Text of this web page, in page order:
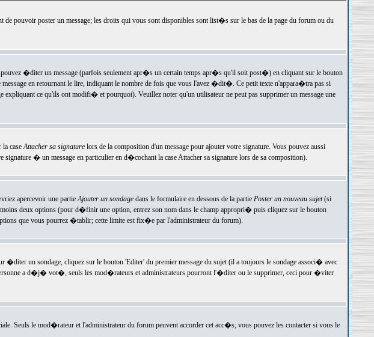
pouvoir poster un message; les droits qui vous sont disponibles sont list�s sur le bas de la page du forum ou du
�diter un message (parfois seulement apr�s un certain temps apr�s qu'il soit post�) en cliquant sur le bouton
en retournant le lire, indiquant le nombre de fois que vous l'avez �dit�. Ce petit texte n'appara�tra pas si
ce qu'ils ont modifi� et pourquoi). Veuillez noter qu'un utilisateur ne peut pas supprimer un message une
la caseAttacher sa signaturelors de la composition d'un message pour ajouter votre signature. Vous pouvez aussi
� un message en particulier en d�cochant la case Attacher sa signature lors de sa composition).
apercevoir une partieAjouter un sondagedans le formulaire en dessous de la partie Poster un nouveau sujet(si
deux options (pour d�finir une option, entrez son nom dans le champ appropri� puis cliquez sur le bouton
que vous pourrez �tablir; cette limite est fix�e par l'administrateur du forum).
un sondage, cliquez sur le bouton 'Editer' du premier message du sujet (il a toujours le sondage associ� avec
a d�j� vot�, seuls les mod�rateurs et administrateurs pourront l'�diter ou le supprimer, ceci pour �viter
Seuls le mod�rateur et l'administrateur du forum peuvent accorder cet acc�s; vous pouvez les contacter si vous le